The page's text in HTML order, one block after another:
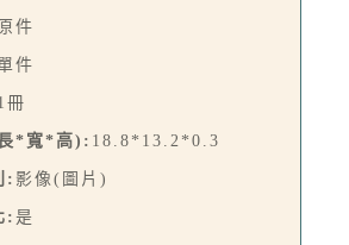
件
件
冊
*寬*高): 18.8*13.2*0.3
: 影像(圖片)
:是